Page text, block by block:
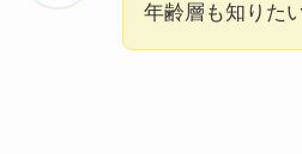
年齢層も知りた